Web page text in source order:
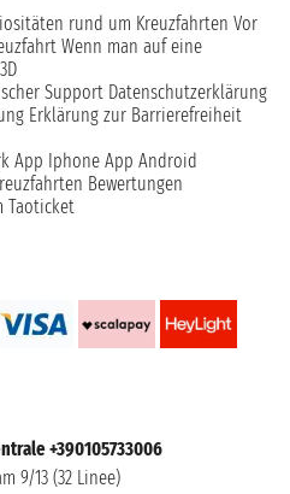
rund um Kreuzfahrten Vor
Wenn man auf eine
Support Datenschutzerklärung
Erklärung zur Barrierefreiheit
App Iphone App Android
Bewertungen
Taoticket
+390105733006
9/13 (32 Linee)